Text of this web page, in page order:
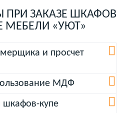
ПРИ ЗАКАЗЕ ШКАФОВ
МЕБЕЛИ «УЮТ»
и просчет
МДФ
шкафов-купе